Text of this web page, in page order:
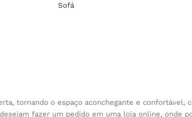
Sofá
tornando o espaço aconchegante e confortável,
fazer um pedido em uma loja online, onde